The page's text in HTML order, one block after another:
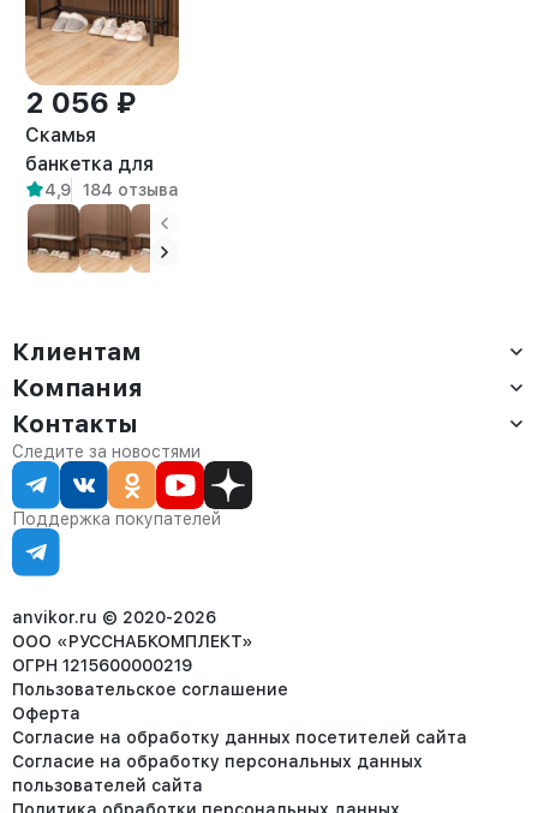
2 056 ₽
Скамья
банкетка для
прихожей и
дома лофт
Велета черный/
амаретто
4,9 184 отзыва
Клиентам
Доставка
Оплата
Сервис
Статус заказа
Статьи
Компания
О компании
Контакты
Партнёрам
Контакты
Отдел продаж:
8 (800) 234-22-62
corp@anvikor.ru
Ежедневно, с 7:00-19:00 (МСК)
Отдел рекламации:
8 (953) 455-25-61
Следите за новостями
Поддержка покупателей
anvikor.ru © 2020-2026
ООО «РУССНАБКОМПЛЕКТ»
ОГРН 1215600000219
Пользовательское соглашение
Оферта
Согласие на обработку данных посетителей сайта
Согласие на обработку персональных данных
пользователей сайта
Политика обработки персональных данных